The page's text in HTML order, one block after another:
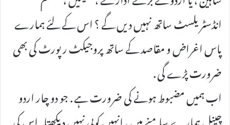
انڈسٹریلسٹ ساتھ نہیں دیں گے ؟ اس کے لئے ہمارے
پاس اغراض و مقاصد کے ساتھ پروجیکٹ رپورٹ کی بھی
ضرورت پڑے گی .
اب ہمیں مضبوط ہونے کی ضرورت ہے . جو دو چار اردو